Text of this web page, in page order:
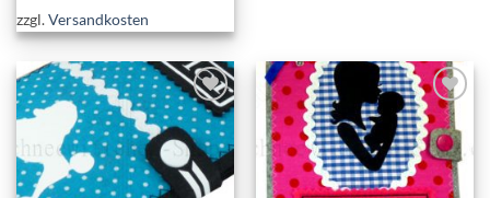
zzgl.Versandkosten
können
auf
der
Produktseite
gewählt
werden
Add to
wishlist
Add to
wishlist